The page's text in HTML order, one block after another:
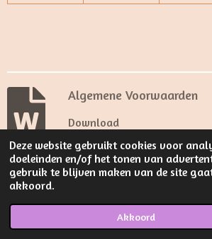
Deze website gebruikt cookies voor
doeleinden en/of het tonen van
gebruik te blijven maken van de site
akkoord.
Akkoord
Algemene Voorwaarden
Download
© 2024 - 2026 Louis Z.
Powered byJouwWeb
Kaart